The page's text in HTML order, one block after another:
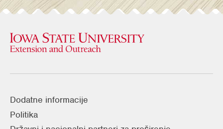
Dodatne informacije
Politika